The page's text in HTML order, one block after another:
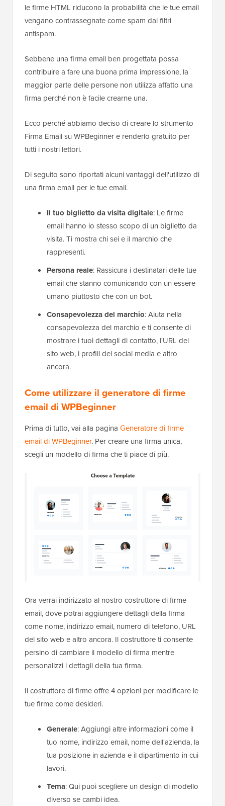
le firme HTML riducono la probabilità che le tue email
vengano contrassegnate come spam dai filtri
antispam.
Sebbene una firma email ben progettata possa
contribuire a fare una buona prima impressione, la
maggior parte delle persone non utilizza affatto una
firma perché non è facile crearne una.
Ecco perché abbiamo deciso di creare lo strumento
Firma Email su WPBeginner e renderlo gratuito per
tutti i nostri lettori.
Di seguito sono riportati alcuni vantaggi dell'utilizzo di
una firma email per le tue email.
Il tuo biglietto da visita digitale: Le firme
email hanno lo stesso scopo di un biglietto da
visita. Ti mostra chi sei e il marchio che
rappresenti.
Persona reale: Rassicura i destinatari delle tue
email che stanno comunicando con un essere
umano piuttosto che con un bot.
Consapevolezza del marchio: Aiuta nella
consapevolezza del marchio e ti consente di
mostrare i tuoi dettagli di contatto, l'URL del
sito web, i profili dei social media e altro
ancora.
Come utilizzare il generatore di firme
email di WPBeginner
Prima di tutto, vai alla pagina Generatore di firme
email di WPBeginner. Per creare una firma unica,
scegli un modello di firma che ti piace di più.
Ora verrai indirizzato al nostro costruttore di firme
email, dove potrai aggiungere dettagli della firma
come nome, indirizzo email, numero di telefono, URL
del sito web e altro ancora. Il costruttore ti consente
persino di cambiare il modello di firma mentre
personalizzi i dettagli della tua firma.
Il costruttore di firme offre 4 opzioni per modificare le
tue firme come desideri.
Generale: Aggiungi altre informazioni come il
tuo nome, indirizzo email, nome dell'azienda, la
tua posizione in azienda e il dipartimento in cui
lavori.
Tema: Qui puoi scegliere un design di modello
diverso se cambi idea.